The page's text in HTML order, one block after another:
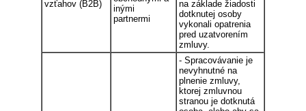
vzťahov (B2B)
inými
partnermi
na základe žiadosti
dotknutej osoby
vykonali opatrenia
pred uzatvorením
zmluvy.
- Spracovávanie je
nevyhnutné na
plnenie zmluvy,
ktorej zmluvnou
stranou je dotknutá